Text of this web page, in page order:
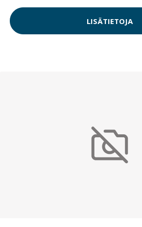
LISÄTIETOJA